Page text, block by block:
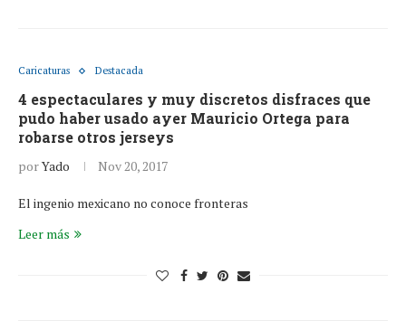
Caricaturas Destacada
4 espectaculares y muy discretos disfraces que
pudo haber usado ayer Mauricio Ortega para
robarse otros jerseys
porYado Nov 20, 2017
El ingenio mexicano no conoce fronteras
Leer más